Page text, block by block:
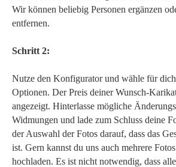
Wir können beliebig Personen ergänzen
entfernen.
Schritt 2:
Nutze den Konfigurator und wähle für dich
Optionen. Der Preis deiner Wunsch-
angezeigt. Hinterlasse mögliche
Widmungen und lade zum Schluss deine
der Auswahl der Fotos darauf, dass das
ist. Gern kannst du uns auch mehrere
hochladen. Es ist nicht notwendig, dass